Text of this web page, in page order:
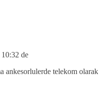
de
ankesorlulerde telekom olarak